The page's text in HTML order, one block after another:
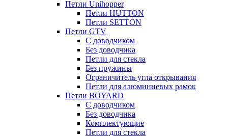
Петли Unihopper
Петли HUTTON
Петли SETTON
Петли GTV
С доводчиком
Без доводчика
Петли для стекла
Без пружины
Ограничитель угла открывания
Петли для алюминиевых рамок
Петли BOYARD
С доводчиком
Без доводчика
Комплектующие
Петли для стекла